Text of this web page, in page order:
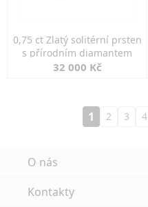
0,75 ct Zlatý solitérní prsten
s přírodním diamantem
32 000 Kč
1 2 3 4
O nás
Kontakty